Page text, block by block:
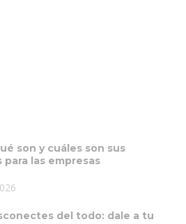
son y cuáles son sus
las empresas
del todo: dale a tu